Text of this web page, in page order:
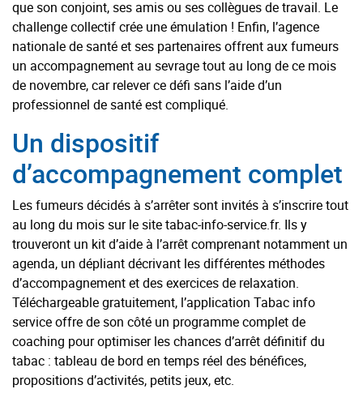
que son conjoint, ses amis ou ses collègues de travail. Le
challenge collectif crée une émulation ! Enfin, l’agence
nationale de santé et ses partenaires offrent aux fumeurs
un accompagnement au sevrage tout au long de ce mois
de novembre, car relever ce défi sans l’aide d’un
professionnel de santé est compliqué.
Un dispositif
d’accompagnement complet
Les fumeurs décidés à s’arrêter sont invités à s’inscrire tout
au long du mois sur le site tabac-info-service.fr. Ils y
trouveront un kit d’aide à l’arrêt comprenant notamment un
agenda, un dépliant décrivant les différentes méthodes
d’accompagnement et des exercices de relaxation.
Téléchargeable gratuitement, l’application Tabac info
service offre de son côté un programme complet de
coaching pour optimiser les chances d’arrêt définitif du
tabac : tableau de bord en temps réel des bénéfices,
propositions d’activités, petits jeux, etc.